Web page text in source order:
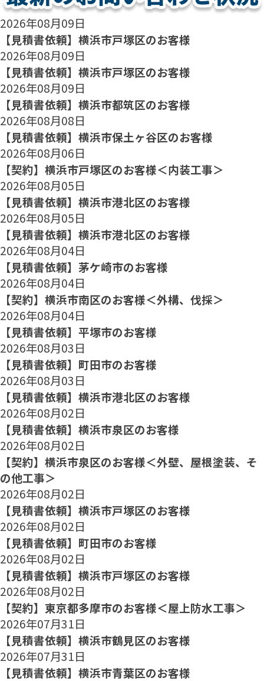
2026年08月09日
【見積書依頼】横浜市戸塚区のお客様
2026年08月09日
【見積書依頼】横浜市戸塚区のお客様
2026年08月09日
【見積書依頼】横浜市都筑区のお客様
2026年08月08日
【見積書依頼】横浜市保土ヶ谷区のお客様
2026年08月06日
【契約】横浜市戸塚区のお客様＜内装工事＞
2026年08月05日
【見積書依頼】横浜市港北区のお客様
2026年08月05日
【見積書依頼】横浜市港北区のお客様
2026年08月04日
【見積書依頼】茅ケ崎市のお客様
2026年08月04日
【契約】横浜市南区のお客様＜外構、伐採＞
2026年08月04日
【見積書依頼】平塚市のお客様
2026年08月03日
【見積書依頼】町田市のお客様
2026年08月03日
【見積書依頼】横浜市港北区のお客様
2026年08月02日
【見積書依頼】横浜市泉区のお客様
2026年08月02日
【契約】横浜市泉区のお客様＜外壁、屋根塗装、そ
の他工事＞
2026年08月02日
【見積書依頼】横浜市戸塚区のお客様
2026年08月02日
【見積書依頼】町田市のお客様
2026年08月02日
【見積書依頼】横浜市戸塚区のお客様
2026年08月02日
【契約】東京都多摩市のお客様＜屋上防水工事＞
2026年07月31日
【見積書依頼】横浜市鶴見区のお客様
2026年07月31日
【見積書依頼】横浜市青葉区のお客様